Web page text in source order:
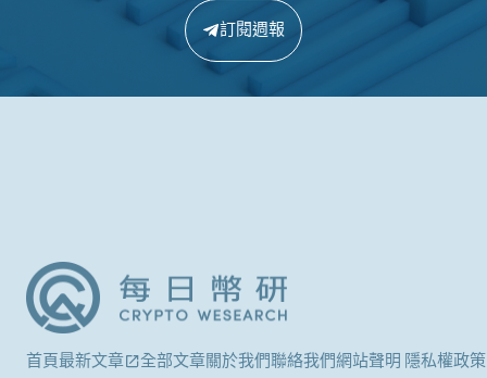
訂閱週報
首頁最新文章 全部文章關於我們聯絡我們網站聲明 隱私權政策